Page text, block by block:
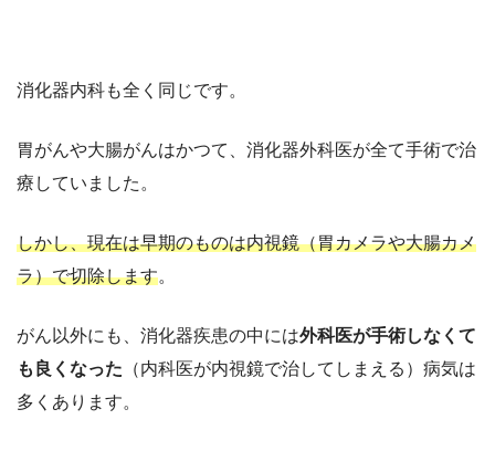
消化器内科も全く同じです。
胃がんや大腸がんはかつて、消化器外科医が全て手術で治
療していました。
しかし、現在は早期のものは内視鏡（胃カメラや大腸カメ
ラ）で切除します。
がん以外にも、消化器疾患の中には外科医が手術しなくて
も良くなった （内科医が内視鏡で治してしまえる）病気は
多くあります。